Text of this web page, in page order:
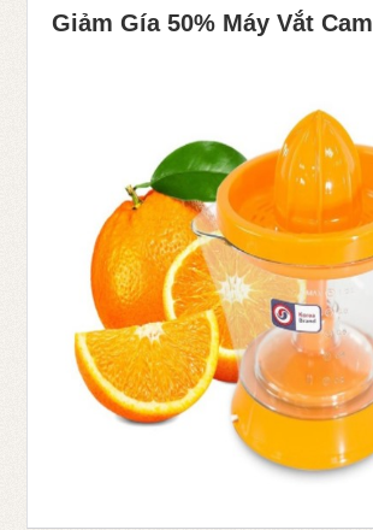
Giảm Gía 50% Máy Vắt Cam